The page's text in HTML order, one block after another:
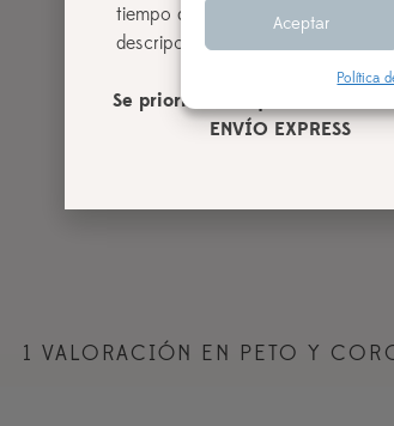
Aceptar
Política
1 VALORACIÓN EN PETO Y
tiempo de procesamiento
descripción del producto), a partir
Se priorizarán aquellos
ENVÍO EXPRESS